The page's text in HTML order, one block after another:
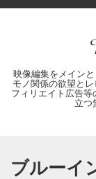
映像編集をメイン
モノ関係の欲望と
フィリエイト広告
立つ
ブルーイ